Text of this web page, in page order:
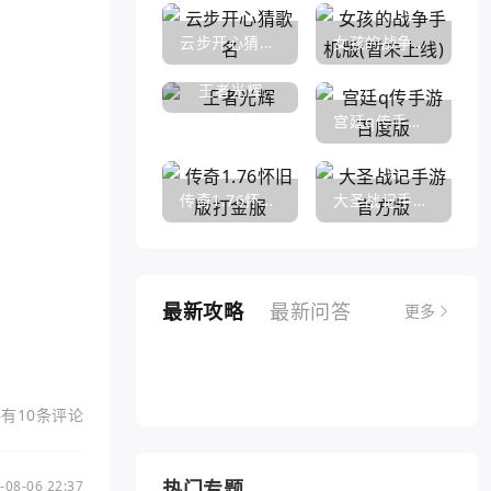
10条评论
08-06 22:37
云步开心猜歌名 女孩的战争手机版(暂未上线)
王者光辉
宫廷q传手游百度版
传奇1.76怀旧版打金服 大圣战记手游官方版
最新攻略 最新问答 更多
侠客风云传手游战法（侠客风云传手游战法攻略）